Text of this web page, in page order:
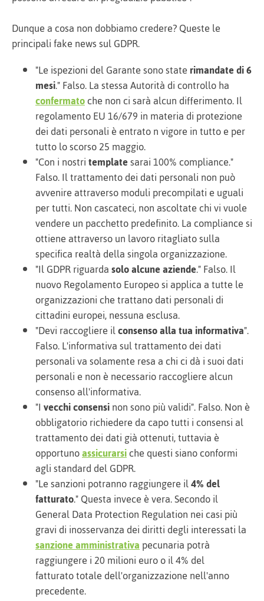
Dunque a cosa non dobbiamo credere? Queste le
principali fake news sul GDPR.
"Le ispezioni del Garante sono staterimandate di 6
mesi." Falso. La stessa Autorità di controllo ha
confermatoche non ci sarà alcun differimento. Il
regolamento EU 16/679 in materia di protezione
dei dati personali è entrato n vigore in tutto e per
tutto lo scorso 25 maggio.
"Con i nostritemplatesarai 100% compliance."
Falso. Il trattamento dei dati personali non può
avvenire attraverso moduli precompilati e uguali
per tutti. Non cascateci, non ascoltate chi vi vuole
vendere un pacchetto predefinito. La compliance si
ottiene attraverso un lavoro ritagliato sulla
specifica realtà della singola organizzazione.
"Il GDPR riguardasolo alcune aziende." Falso. Il
nuovo Regolamento Europeo si applica a tutte le
organizzazioni che trattano dati personali di
cittadini europei, nessuna esclusa.
"Devi raccogliere ilconsenso alla tua informativa".
Falso. L'informativa sul trattamento dei dati
personali va solamente resa a chi ci dà i suoi dati
personali e non è necessario raccogliere alcun
consenso all'informativa.
"Ivecchi consensinon sono più validi". Falso. Non è
obbligatorio richiedere da capo tutti i consensi al
trattamento dei dati già ottenuti, tuttavia è
opportunoassicurarsiche questi siano conformi
agli standard del GDPR.
"Le sanzioni potranno raggiungere il4% del
fatturato." Questa invece è vera. Secondo il
General Data Protection Regulation nei casi più
gravi di inosservanza dei diritti degli interessati la
sanzione amministrativapecunaria potrà
raggiungere i 20 milioni euro o il 4% del
fatturato totale dell'organizzazione nell'anno
precedente.